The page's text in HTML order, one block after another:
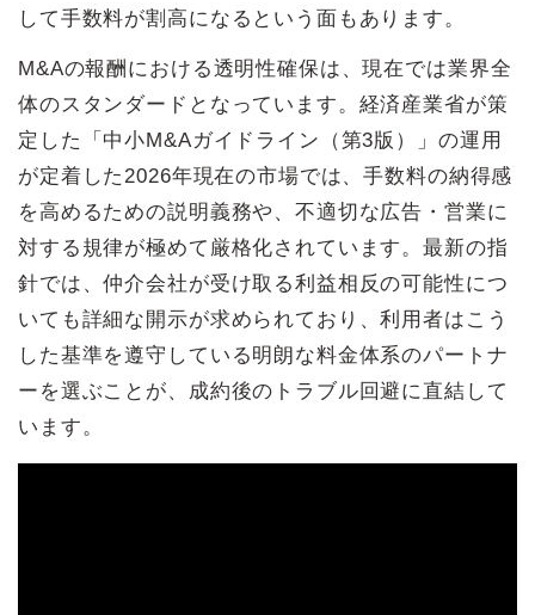
して手数料が割高になるという面もあります。
M&Aの報酬における透明性確保は、現在では業界全
体のスタンダードとなっています。経済産業省が策
定した「中小M&Aガイドライン（第3版）」の運用
が定着した2026年現在の市場では、手数料の納得感
を高めるための説明義務や、不適切な広告・営業に
対する規律が極めて厳格化されています。最新の指
針では、仲介会社が受け取る利益相反の可能性につ
いても詳細な開示が求められており、利用者はこう
した基準を遵守している明朗な料金体系のパートナ
ーを選ぶことが、成約後のトラブル回避に直結して
います。